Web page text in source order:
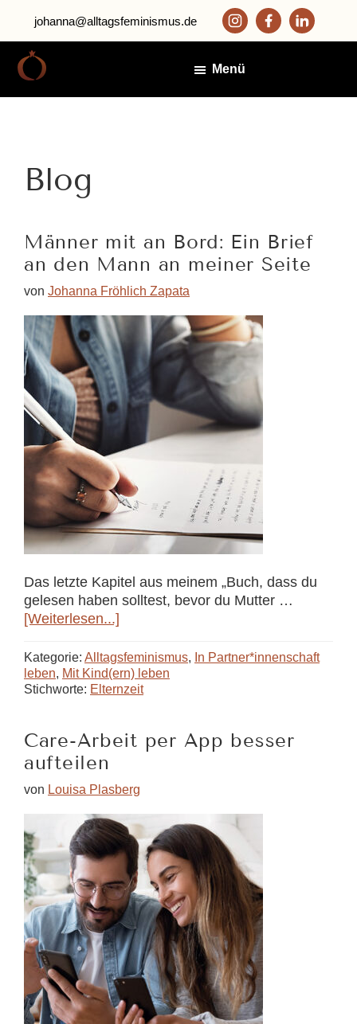
Inhalt
springen
Fußzeile
springen
johanna@alltagsfeminismus.de
Menü
Blog
Männer mit an Bord: Ein Brief
an den Mann an meiner Seite
von Johanna Fröhlich Zapata
Das letzte Kapitel aus meinem „Buch, dass du
gelesen haben solltest, bevor du Mutter …
[Weiterlesen...]
an
Bord:
Ein
den
an
meiner
Seite
Kategorie: Alltagsfeminismus, In Partner*innenschaft
leben, Mit Kind(ern) leben
Stichworte: Elternzeit
Care-Arbeit per App besser
aufteilen
von Louisa Plasberg